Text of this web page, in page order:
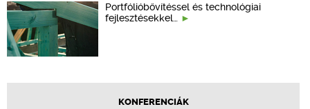
Portfólióbővítéssel és technológiai
fejlesztésekkel…
KONFERENCIÁK